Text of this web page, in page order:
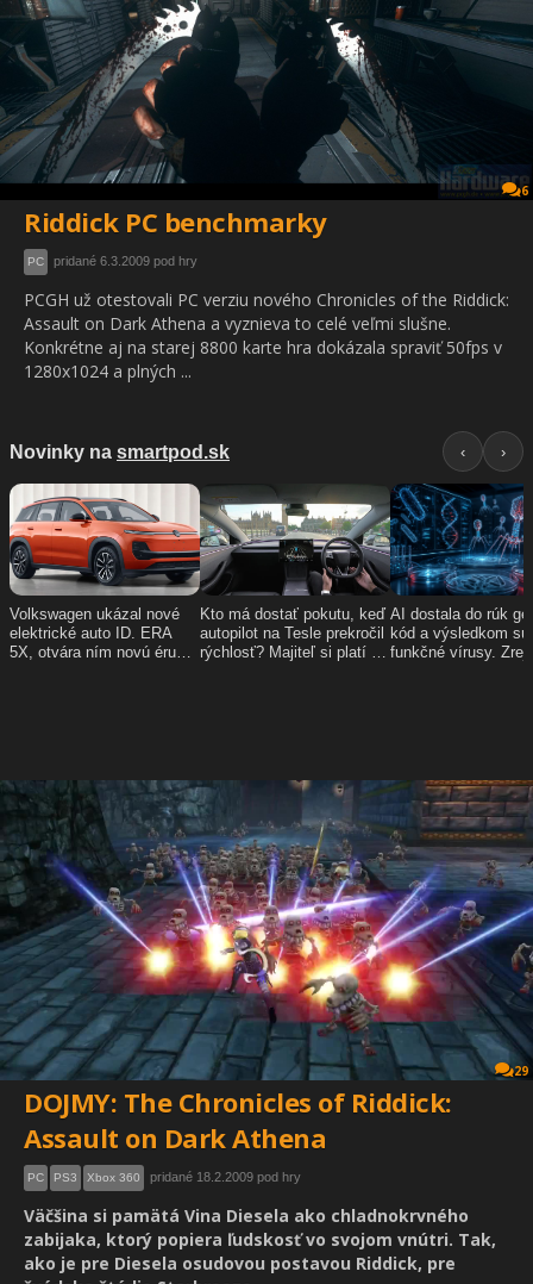
6
Riddick PC benchmarky
PC pridané 6.3.2009 pod hry
PCGH už otestovali PC verziu nového Chronicles of the Riddick:
Assault on Dark Athena a vyznieva to celé veľmi slušne.
Konkrétne aj na starej 8800 karte hra dokázala spraviť 50fps v
1280x1024 a plných ...
29
DOJMY: The Chronicles of Riddick:
Assault on Dark Athena
PC PS3 Xbox 360 pridané 18.2.2009 pod hry
Väčšina si pamätá Vina Diesela ako chladnokrvného
zabijaka, ktorý popiera ľudskosť vo svojom vnútri. Tak,
ako je pre Diesela osudovou postavou Riddick, pre